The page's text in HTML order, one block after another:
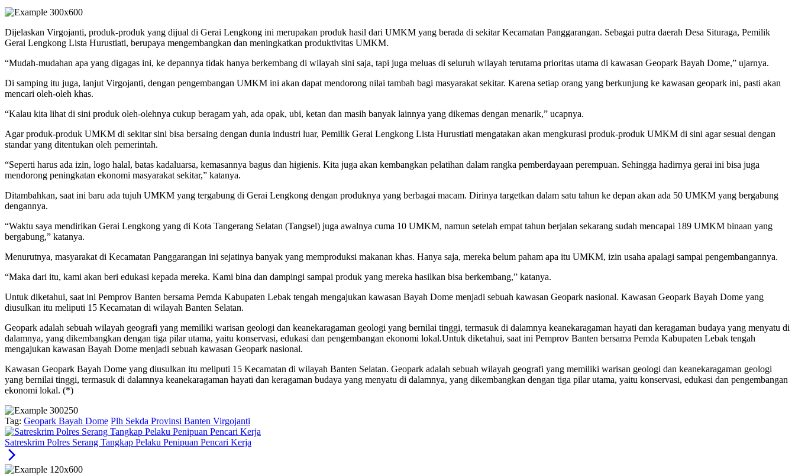
Dijelaskan Virgojanti, produk-produk yang dijual di Gerai Lengkong ini merupakan produk hasil dari UMKM yang berada di sekitar Kecamatan Panggarangan. Sebagai putra daerah Desa Situraga, Pemilik
Gerai Lengkong Lista Hurustiati, berupaya mengembangkan dan meningkatkan produktivitas UMKM.
“Mudah-mudahan apa yang digagas ini, ke depannya tidak hanya berkembang di wilayah sini saja, tapi juga meluas di seluruh wilayah terutama prioritas utama di kawasan Geopark Bayah Dome,” ujarnya.
Di samping itu juga, lanjut Virgojanti, dengan pengembangan UMKM ini akan dapat mendorong nilai tambah bagi masyarakat sekitar. Karena setiap orang yang berkunjung ke kawasan geopark ini, pasti akan
mencari oleh-oleh khas.
“Kalau kita lihat di sini produk oleh-olehnya cukup beragam yah, ada opak, ubi, ketan dan masih banyak lainnya yang dikemas dengan menarik,” ucapnya.
Agar produk-produk UMKM di sekitar sini bisa bersaing dengan dunia industri luar, Pemilik Gerai Lengkong Lista Hurustiati mengatakan akan mengkurasi produk-produk UMKM di sini agar sesuai dengan
standar yang ditentukan oleh pemerintah.
“Seperti harus ada izin, logo halal, batas kadaluarsa, kemasannya bagus dan higienis. Kita juga akan kembangkan pelatihan dalam rangka pemberdayaan perempuan. Sehingga hadirnya gerai ini bisa juga
mendorong peningkatan ekonomi masyarakat sekitar,” katanya.
Ditambahkan, saat ini baru ada tujuh UMKM yang tergabung di Gerai Lengkong dengan produknya yang berbagai macam. Dirinya targetkan dalam satu tahun ke depan akan ada 50 UMKM yang bergabung
dengannya.
“Waktu saya mendirikan Gerai Lengkong yang di Kota Tangerang Selatan (Tangsel) juga awalnya cuma 10 UMKM, namun setelah empat tahun berjalan sekarang sudah mencapai 189 UMKM binaan yang
bergabung,” katanya.
Menurutnya, masyarakat di Kecamatan Panggarangan ini sejatinya banyak yang memproduksi makanan khas. Hanya saja, mereka belum paham apa itu UMKM, izin usaha apalagi sampai pengembangannya.
“Maka dari itu, kami akan beri edukasi kepada mereka. Kami bina dan dampingi sampai produk yang mereka hasilkan bisa berkembang,” katanya.
Untuk diketahui, saat ini Pemprov Banten bersama Pemda Kabupaten Lebak tengah mengajukan kawasan Bayah Dome menjadi sebuah kawasan Geopark nasional. Kawasan Geopark Bayah Dome yang
diusulkan itu meliputi 15 Kecamatan di wilayah Banten Selatan.
Geopark adalah sebuah wilayah geografi yang memiliki warisan geologi dan keanekaragaman geologi yang bernilai tinggi, termasuk di dalamnya keanekaragaman hayati dan keragaman budaya yang menyatu di
dalamnya, yang dikembangkan dengan tiga pilar utama, yaitu konservasi, edukasi dan pengembangan ekonomi lokal.Untuk diketahui, saat ini Pemprov Banten bersama Pemda Kabupaten Lebak tengah
mengajukan kawasan Bayah Dome menjadi sebuah kawasan Geopark nasional.
Kawasan Geopark Bayah Dome yang diusulkan itu meliputi 15 Kecamatan di wilayah Banten Selatan. Geopark adalah sebuah wilayah geografi yang memiliki warisan geologi dan keanekaragaman geologi
yang bernilai tinggi, termasuk di dalamnya keanekaragaman hayati dan keragaman budaya yang menyatu di dalamnya, yang dikembangkan dengan tiga pilar utama, yaitu konservasi, edukasi dan pengembangan
ekonomi lokal. (*)
Tag: Geopark Bayah Dome Plh Sekda Provinsi Banten Virgojanti
Satreskrim Polres Serang Tangkap Pelaku Penipuan Pencari Kerja